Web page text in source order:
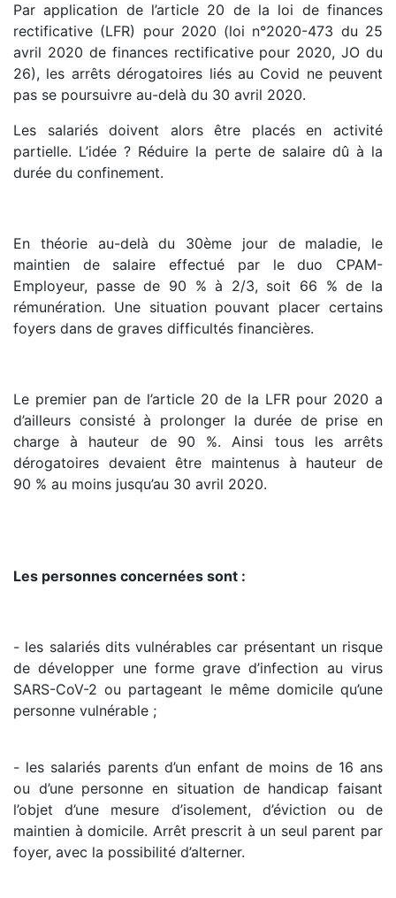
Par application de l’article 20 de la loi de finances
rectificative (LFR) pour 2020 (loi n°2020-473 du 25
avril 2020 de finances rectificative pour 2020, JO du
26), les arrêts dérogatoires liés au Covid ne peuvent
pas se poursuivre au-delà du 30 avril 2020.
Les salariés doivent alors être placés en activité
partielle. L’idée ? Réduire la perte de salaire dû à la
durée du confinement.
En théorie au-delà du 30ème jour de maladie, le
maintien de salaire effectué par le duo CPAM-
Employeur, passe de 90 % à 2/3, soit 66 % de la
rémunération. Une situation pouvant placer certains
foyers dans de graves difficultés financières.
Le premier pan de l’article 20 de la LFR pour 2020 a
d’ailleurs consisté à prolonger la durée de prise en
charge à hauteur de 90 %. Ainsi tous les arrêts
dérogatoires devaient être maintenus à hauteur de
90 % au moins jusqu’au 30 avril 2020.
Les personnes concernées sont :
- les salariés dits vulnérables car présentant un risque
de développer une forme grave d’infection au virus
SARS-CoV-2 ou partageant le même domicile qu’une
personne vulnérable ;
- les salariés parents d’un enfant de moins de 16 ans
ou d’une personne en situation de handicap faisant
l’objet d’une mesure d’isolement, d’éviction ou de
maintien à domicile. Arrêt prescrit à un seul parent par
foyer, avec la possibilité d’alterner.